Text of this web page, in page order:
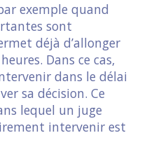
exemple quand
sont
déjà d’allonger
Dans ce cas,
dans le délai
sa décision. Ce
lequel un juge
intervenir est